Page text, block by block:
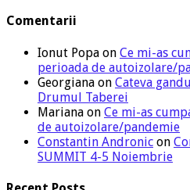
Comentarii
Ionut Popa on Ce mi-as
perioada de autoizolare/
Georgiana on Cateva
Drumul Taberei
Mariana on Ce mi-as
de autoizolare/pandemie
Constantin Andronic on
SUMMIT 4-5 Noiembrie